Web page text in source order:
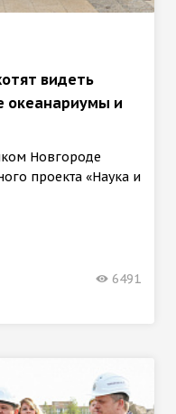
видеть
океанариумы и
Новгороде
проекта «Наука и
6491